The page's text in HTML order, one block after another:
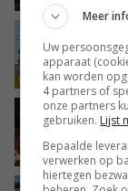
Meer
Uw
apparaat
kan worden
4 partners of
onze partners
gebruiken. Lijst
Bepaalde
verwerken op
hiertegen